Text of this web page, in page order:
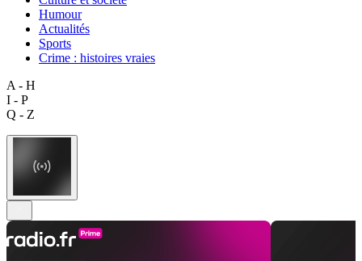
Humour
Actualités
Sports
Crime : histoires vraies
A - H
I - P
Q - Z